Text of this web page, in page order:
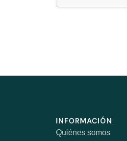
INFORMACIÓN
Quiénes somos